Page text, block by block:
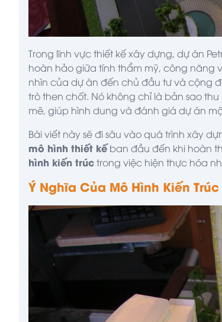
Trong lĩnh vực thiết kế xây dựng, dự án
hoàn hảo giữa tính thẩm mỹ, công năng
nhìn của dự án đến chủ đầu tư và cộng
trò then chốt. Nó không chỉ là bản sao
mẽ, giúp hình dung và đánh giá dự án
Bài viết này sẽ đi sâu vào quá trình xây
mô hình thiết kếban đầu đến khi hoàn
hình kiến trúctrong việc hiện thực hóa
Ý Nghĩa Của Mô Hình Kiến